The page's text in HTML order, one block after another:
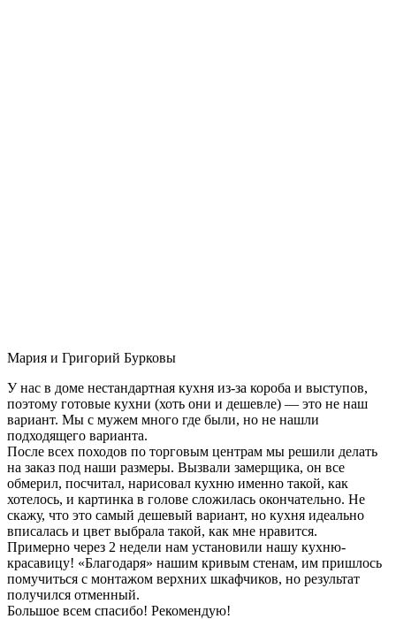
Мария и Григорий Бурковы
У нас в доме нестандартная кухня из-за короба и выступов,
поэтому готовые кухни (хоть они и дешевле) — это не наш
вариант. Мы с мужем много где были, но не нашли
подходящего варианта.
После всех походов по торговым центрам мы решили делать
на заказ под наши размеры. Вызвали замерщика, он все
обмерил, посчитал, нарисовал кухню именно такой, как
хотелось, и картинка в голове сложилась окончательно. Не
скажу, что это самый дешевый вариант, но кухня идеально
вписалась и цвет выбрала такой, как мне нравится.
Примерно через 2 недели нам установили нашу кухню-
красавицу! «Благодаря» нашим кривым стенам, им пришлось
помучиться с монтажом верхних шкафчиков, но результат
получился отменный.
Большое всем спасибо! Рекомендую!